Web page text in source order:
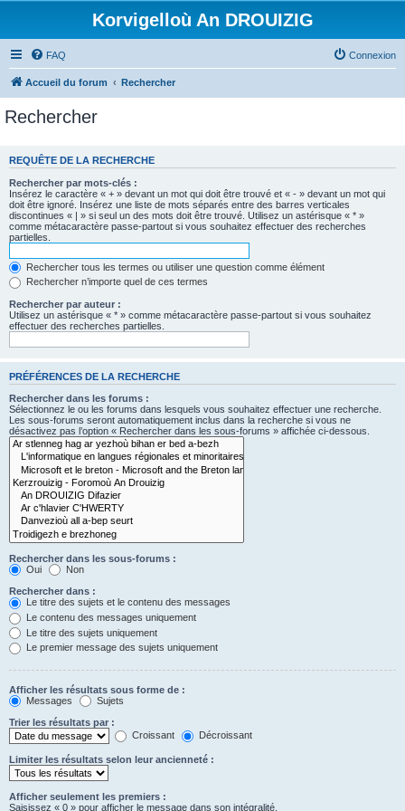
Korvigelloù An DROUIZIG
FAQ Connexion
Accueil du forum Rechercher
Rechercher
REQUÊTE DE LA RECHERCHE
Rechercher par mots-clés :
Insérez le caractère « + » devant un mot qui doit être trouvé et « - » devant un mot qui
doit être ignoré. Insérez une liste de mots séparés entre des barres verticales
discontinues « | » si seul un des mots doit être trouvé. Utilisez un astérisque « * »
comme métacaractère passe-partout si vous souhaitez effectuer des recherches
partielles.
Rechercher tous les termes ou utiliser une question comme élément
Rechercher n’importe quel de ces termes
Rechercher par auteur :
Utilisez un astérisque « * » comme métacaractère passe-partout si vous souhaitez
effectuer des recherches partielles.
PRÉFÉRENCES DE LA RECHERCHE
Rechercher dans les forums :
Sélectionnez le ou les forums dans lesquels vous souhaitez effectuer une recherche.
Les sous-forums seront automatiquement inclus dans la recherche si vous ne
désactivez pas l’option « Rechercher dans les sous-forums » affichée ci-dessous.
Rechercher dans les sous-forums :
Oui
Non
Rechercher dans :
Le titre des sujets et le contenu des messages
Le contenu des messages uniquement
Le titre des sujets uniquement
Le premier message des sujets uniquement
Afficher les résultats sous forme de :
Messages
Sujets
Trier les résultats par :
Croissant
Décroissant
Limiter les résultats selon leur ancienneté :
Afficher seulement les premiers :
Saisissez « 0 » pour afficher le message dans son intégralité.